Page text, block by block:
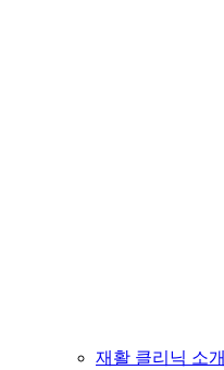
재활 클리닉 소개